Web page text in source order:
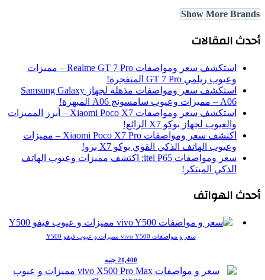
Show More
المقالات
استكشف سعر ومواصفات Realme GT 7 Pro – مميزات
وعيوب ريلمي GT 7 Pro المتفجرة!
استكشف سعر ومواصفات مذهلة لجهاز Samsung Galaxy
A06 – مميزات وعيوب سامسونج A06 المبهرة!
استكشف سعر ومواصفات Xiaomi Poco X7 – أبرز المميزات
والعيوب لجهاز بوكو X7 الرائع!
اكتشف سعر ومواصفات Xiaomi Poco X7 Pro – مميزات
وعيوب الهاتف الذكي القوي بوكو X7 برو!
سعر ومواصفات itel P65: اكتشف مميزات وعيوب الهاتف
الذكي المبتكر!
الهواتف
سعر و مواصفات vivo Y500 مميزات و عيوب فيفو Y500
21,400 جنيه